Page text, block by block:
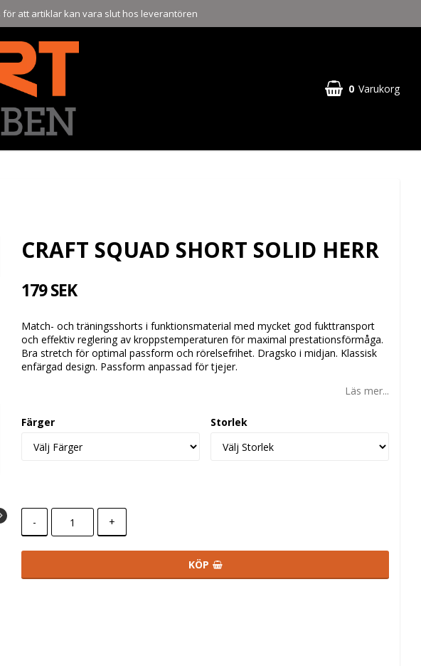
för att artiklar kan vara slut hos leverantören
0 Varukorg
CRAFT SQUAD SHORT SOLID HERR
179 SEK
Match- och träningsshorts i funktionsmaterial med mycket god fukttransport
och effektiv reglering av kroppstemperaturen för maximal prestationsförmåga.
Bra stretch för optimal passform och rörelsefrihet. Dragsko i midjan. Klassisk
enfärgad design. Passform anpassad för tjejer.
Läs mer...
Färger Storlek
- +
KÖP